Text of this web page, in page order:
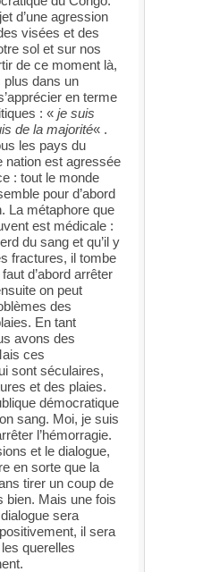
d’une agression
visées et des
sol et sur nos
de ce moment là,
dans un
en terme
: « je suis
de la majorité« .
les pays du
nation est agressée
: tout le monde
pour d’abord
La métaphore que
est médicale :
du sang et qu’il y
fractures, il tombe
d’abord arrêter
on peut
des
En tant
avons des
ces
sont séculaires,
et des plaies.
démocratique
sang. Moi, je suis
l’hémorragie.
et le dialogue,
en sorte que la
tirer un coup de
Mais une fois
sera
il sera
querelles